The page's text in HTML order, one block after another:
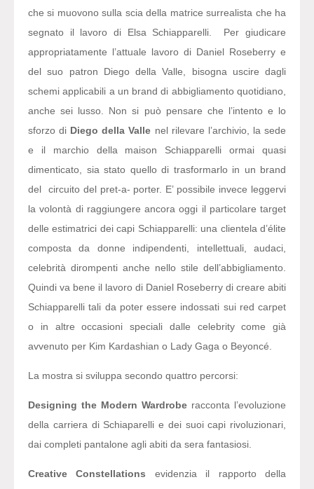
che si muovono sulla scia della matrice surrealista che ha
segnato il lavoro di Elsa Schiapparelli. Per giudicare
appropriatamente l’attuale lavoro di Daniel Roseberry e
del suo patron Diego della Valle, bisogna uscire dagli
schemi applicabili a un brand di abbigliamento quotidiano,
anche sei lusso. Non si può pensare che l’intento e lo
sforzo di Diego della Valle nel rilevare l’archivio, la sede
e il marchio della maison Schiapparelli ormai quasi
dimenticato, sia stato quello di trasformarlo in un brand
del circuito del pret-a- porter. E’ possibile invece leggervi
la volontà di raggiungere ancora oggi il particolare target
delle estimatrici dei capi Schiapparelli: una clientela d’élite
composta da donne indipendenti, intellettuali, audaci,
celebrità dirompenti anche nello stile dell’abbigliamento.
Quindi va bene il lavoro di Daniel Roseberry di creare abiti
Schiapparelli tali da poter essere indossati sui red carpet
o in altre occasioni speciali dalle celebrity come già
avvenuto per Kim Kardashian o Lady Gaga o Beyoncé.
La mostra si sviluppa secondo quattro percorsi:
Designing the Modern Wardrobe racconta l’evoluzione
della carriera di Schiaparelli e dei suoi capi rivoluzionari,
dai completi pantalone agli abiti da sera fantasiosi.
Creative Constellations evidenzia il rapporto della